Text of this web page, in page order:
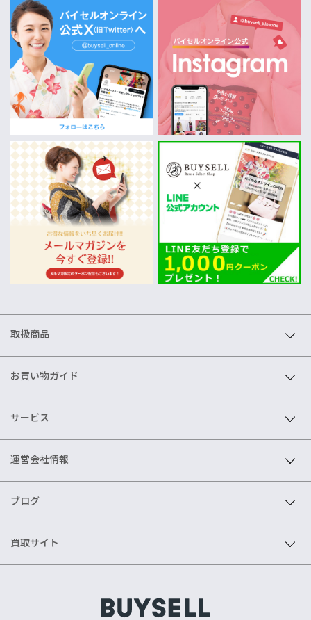
取扱商品
お買い物ガイド
サービス
運営会社情報
ブログ
買取サイト